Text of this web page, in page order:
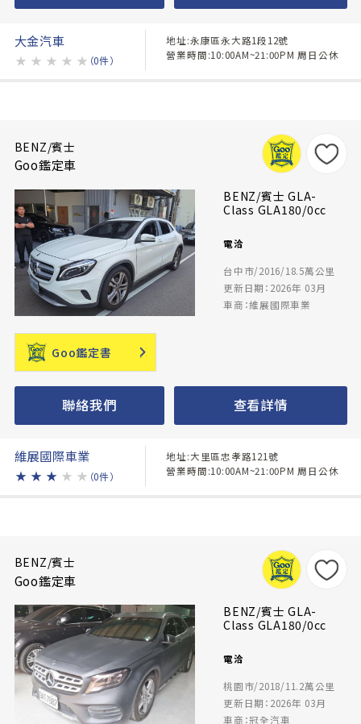
大金汽車
★ ★ ★ ★ ★ （0件）
地址:永康區永大路1段12號
營業時間:10:00AM~21:00PM 周日公休
BENZ/賓士
Goo鑑定車
BENZ/賓士 GLA-
Class GLA180/0cc
電洽
台中市/2016/18.5萬公里
更新日期：2026年 03月
車商：維展國際車業
Goo鑑定書
聯絡我們 查看詳情
維展國際車業
★ ★ ★ ★ ★ （0件）
地址:大里區忠孝路121號
營業時間:10:00AM~21:00PM 周日公休
BENZ/賓士
Goo鑑定車
BENZ/賓士 GLA-
Class GLA180/0cc
電洽
桃園市/2018/11.2萬公里
更新日期：2026年 03月
車商：冠全汽車